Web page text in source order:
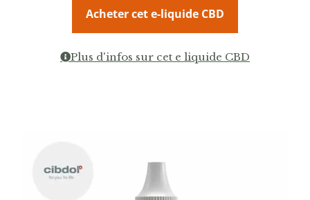
Acheter cet e-liquide CBD
Plus d'infos sur cet e liquide CBD